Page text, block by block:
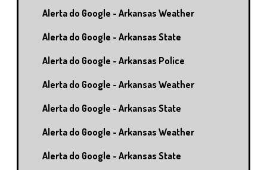
Alerta do Google - Arkansas Weather
Alerta do Google - Arkansas State
Alerta do Google - Arkansas Police
Alerta do Google - Arkansas Weather
Alerta do Google - Arkansas State
Alerta do Google - Arkansas Weather
Alerta do Google - Arkansas State